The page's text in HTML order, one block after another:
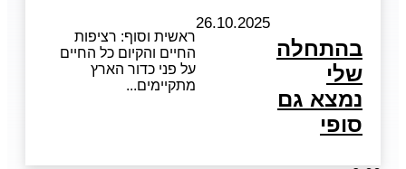
בהתחלה
שלי
נמצא גם
סופי
26.10.2025
ראשית וסוף: רציפות
החיים והקיום כל החיים
על פני כדור הארץ
מתקיימים